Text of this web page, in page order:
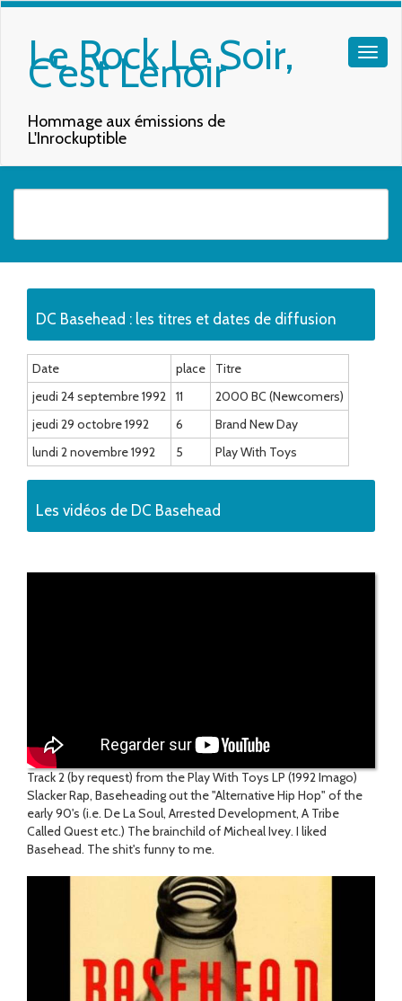
Le Rock Le Soir,
C'est Lenoir
Hommage aux émissions de
L'Inrockuptible
DC Basehead : les titres et dates de diffusion
Date place
Titre
jeudi 24 septembre 1992
11
2000 BC (Newcomers)
jeudi 29 octobre 1992
6
Brand New Day
lundi 2 novembre 1992
5 Play With Toys
Les vidéos de DC Basehead
Track 2 (by request) from the Play With Toys LP (1992 Imago)
Slacker Rap, Baseheading out the "Alternative Hip Hop" of the
early 90's (i.e. De La Soul, Arrested Development, A Tribe
Called Quest etc.) The brainchild of Micheal Ivey. I liked
Basehead. The shit's funny to me.